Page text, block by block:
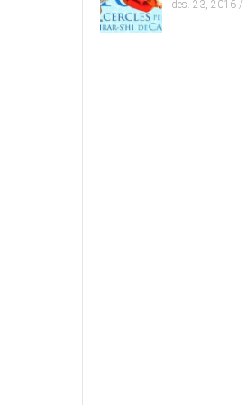
des. 23, 2016 /